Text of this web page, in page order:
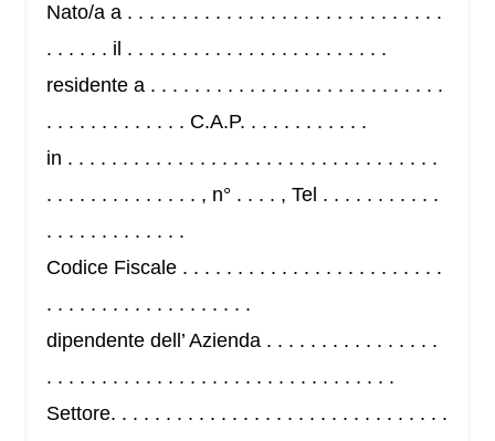
Nato/a a . . . . . . . . . . . . . . . . . . . . . . . . . . . . .
. . . . . . il . . . . . . . . . . . . . . . . . . . . . . . .
residente a . . . . . . . . . . . . . . . . . . . . . . . . . . .
. . . . . . . . . . . . . C.A.P. . . . . . . . . . . .
in . . . . . . . . . . . . . . . . . . . . . . . . . . . . . . . . . .
. . . . . . . . . . . . . . , n° . . . . , Tel . . . . . . . . . . .
. . . . . . . . . . . . .
Codice Fiscale . . . . . . . . . . . . . . . . . . . . . . . .
. . . . . . . . . . . . . . . . . . .
dipendente dell’ Azienda . . . . . . . . . . . . . . . .
. . . . . . . . . . . . . . . . . . . . . . . . . . . . . . . .
Settore. . . . . . . . . . . . . . . . . . . . . . . . . . . . . . .